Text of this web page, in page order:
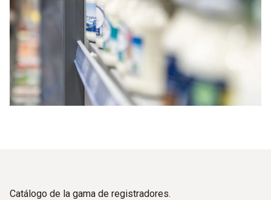
Catálogo de la gama de registradores.